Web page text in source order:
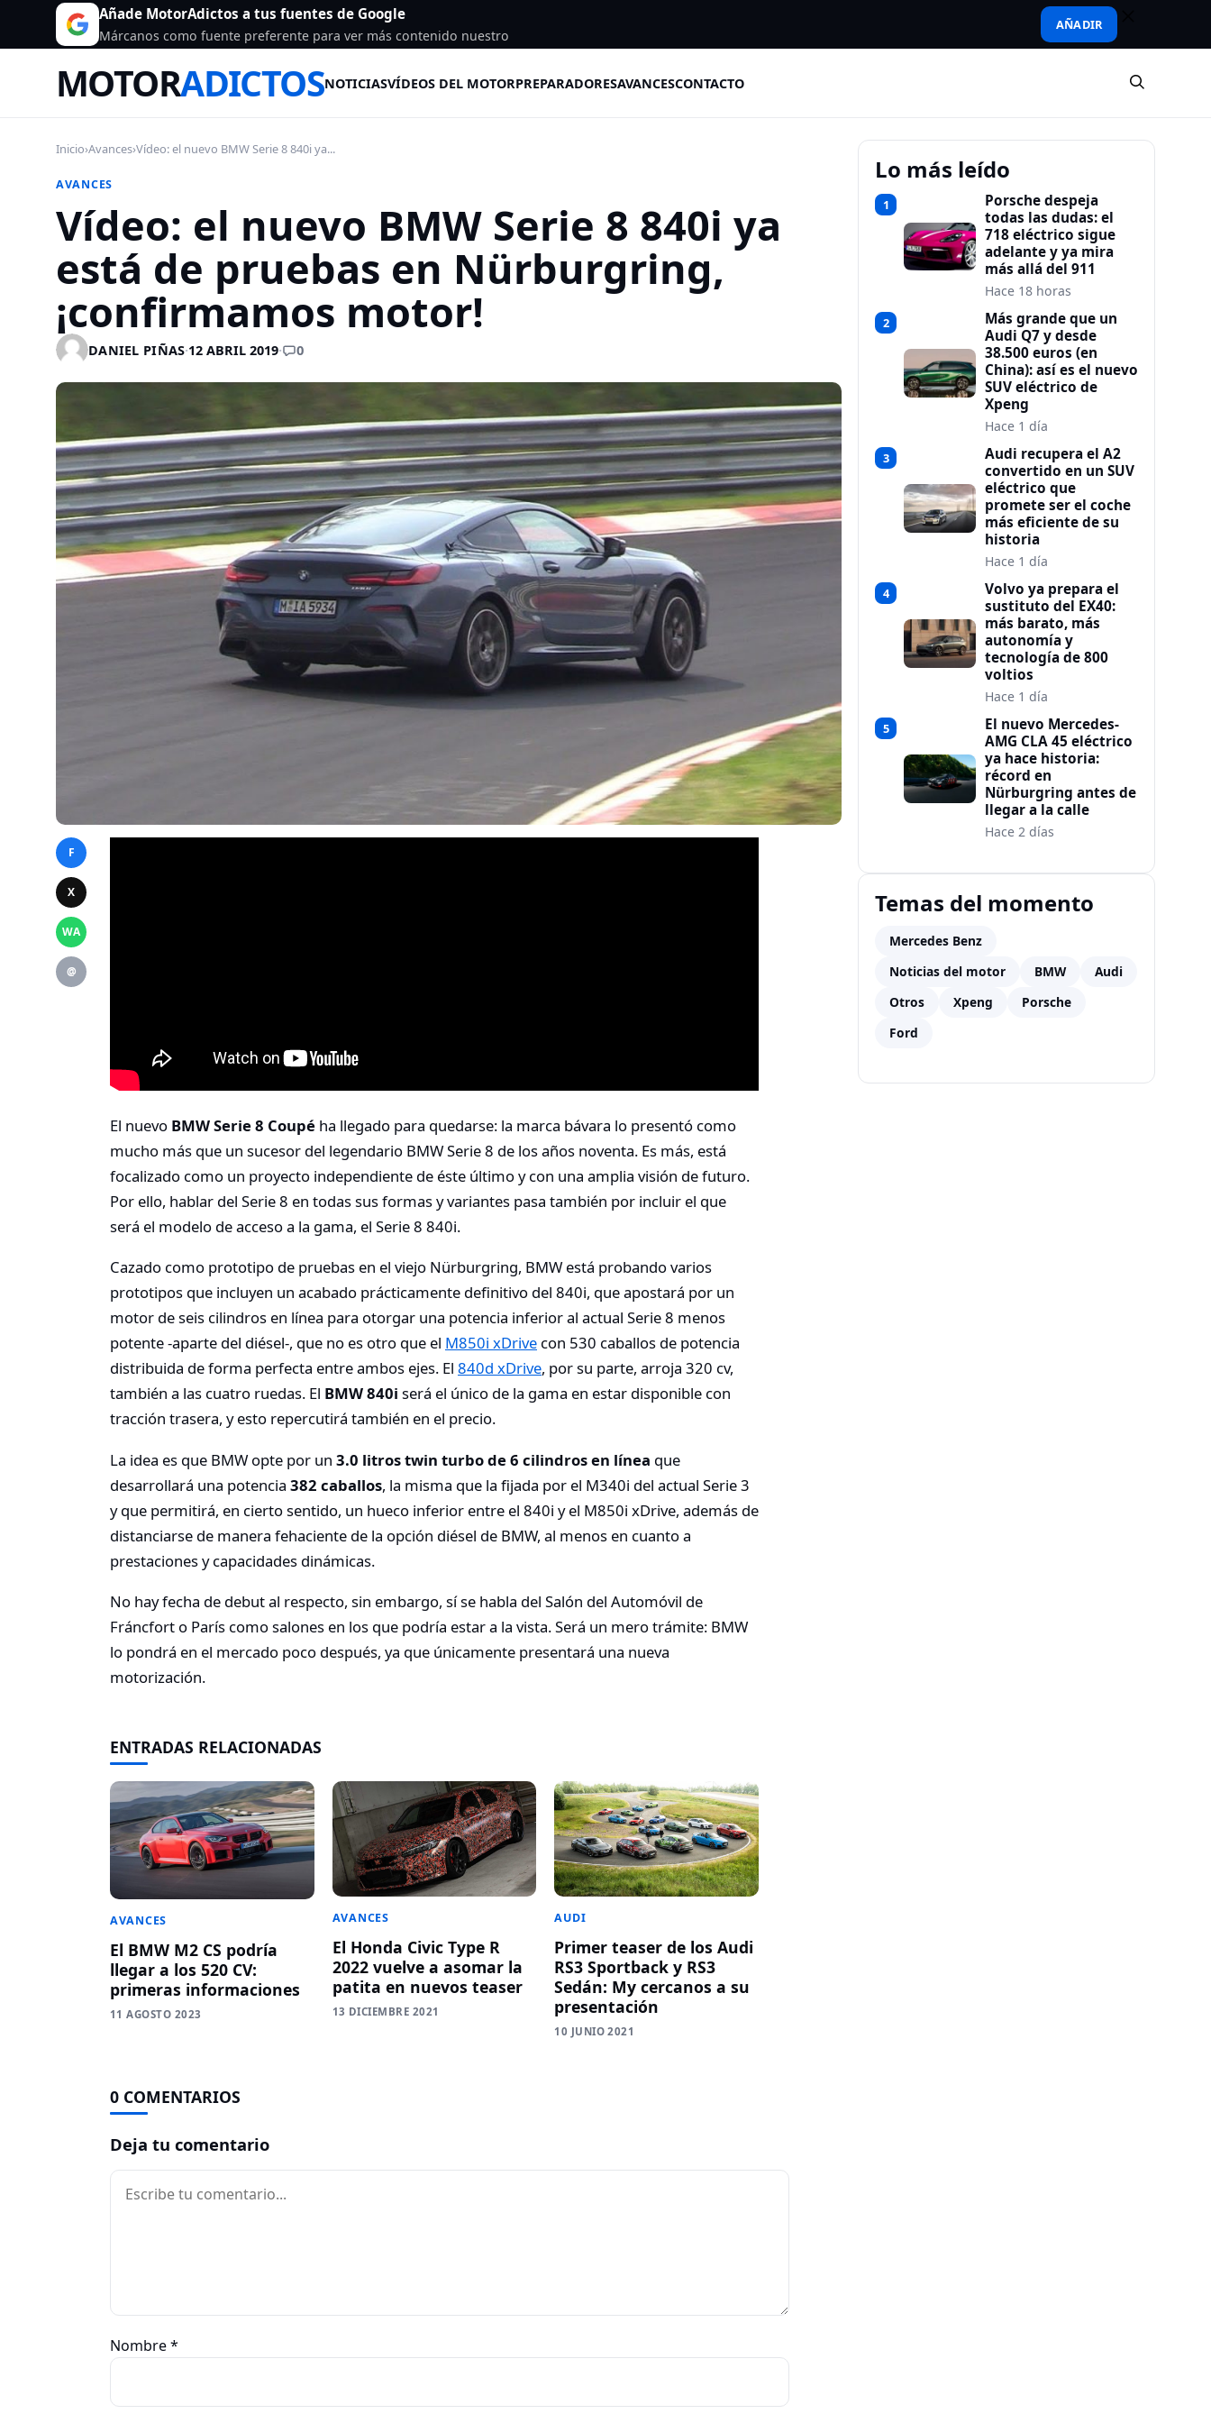
Añade MotorAdictos a tus fuentes de Google
Márcanos como fuente preferente para ver más contenido nuestro
AÑADIR
MOTORADICTOSNOTICIASVÍDEOS DEL MOTORPREPARADORESAVANCESCONTACTO
Inicio›Avances›Vídeo: el nuevo BMW Serie 8 840i ya...
AVANCES
Vídeo: el nuevo BMW Serie 8 840i ya
está de pruebas en Nürburgring,
¡confirmamos motor!
DANIEL PIÑAS·12 ABRIL 2019· 0
F
X
WA
@
El nuevo BMW Serie 8 Coupé ha llegado para quedarse: la marca bávara lo presentó como
mucho más que un sucesor del legendario BMW Serie 8 de los años noventa. Es más, está
focalizado como un proyecto independiente de éste último y con una amplia visión de futuro.
Por ello, hablar del Serie 8 en todas sus formas y variantes pasa también por incluir el que
será el modelo de acceso a la gama, el Serie 8 840i.
Cazado como prototipo de pruebas en el viejo Nürburgring, BMW está probando varios
prototipos que incluyen un acabado prácticamente definitivo del 840i, que apostará por un
motor de seis cilindros en línea para otorgar una potencia inferior al actual Serie 8 menos
potente -aparte del diésel-, que no es otro que el M850i xDrive con 530 caballos de potencia
distribuida de forma perfecta entre ambos ejes. El 840d xDrive, por su parte, arroja 320 cv,
también a las cuatro ruedas. El BMW 840i será el único de la gama en estar disponible con
tracción trasera, y esto repercutirá también en el precio.
La idea es que BMW opte por un 3.0 litros twin turbo de 6 cilindros en línea que
desarrollará una potencia 382 caballos, la misma que la fijada por el M340i del actual Serie 3
y que permitirá, en cierto sentido, un hueco inferior entre el 840i y el M850i xDrive, además de
distanciarse de manera fehaciente de la opción diésel de BMW, al menos en cuanto a
prestaciones y capacidades dinámicas.
No hay fecha de debut al respecto, sin embargo, sí se habla del Salón del Automóvil de
Fráncfort o París como salones en los que podría estar a la vista. Será un mero trámite: BMW
lo pondrá en el mercado poco después, ya que únicamente presentará una nueva
motorización.
ENTRADAS RELACIONADAS
AVANCES
El BMW M2 CS podría
llegar a los 520 CV:
primeras informaciones
11 AGOSTO 2023
AVANCES
El Honda Civic Type R
2022 vuelve a asomar la
patita en nuevos teaser
13 DICIEMBRE 2021
AUDI
Primer teaser de los Audi
RS3 Sportback y RS3
Sedán: My cercanos a su
presentación
10 JUNIO 2021
0 COMENTARIOS
Deja tu comentario
Comentario
Nombre*
Lo más leído
1
Porsche despeja
todas las dudas: el
718 eléctrico sigue
adelante y ya mira
más allá del 911
Hace 18 horas
2
Más grande que un
Audi Q7 y desde
38.500 euros (en
China): así es el nuevo
SUV eléctrico de
Xpeng
Hace 1 día
3
Audi recupera el A2
convertido en un SUV
eléctrico que
promete ser el coche
más eficiente de su
historia
Hace 1 día
4
Volvo ya prepara el
sustituto del EX40:
más barato, más
autonomía y
tecnología de 800
voltios
Hace 1 día
5
El nuevo Mercedes-
AMG CLA 45 eléctrico
ya hace historia:
récord en
Nürburgring antes de
llegar a la calle
Hace 2 días
Temas del momento
Mercedes Benz
Noticias del motor
BMW
Audi
Otros
Xpeng
Porsche
Ford